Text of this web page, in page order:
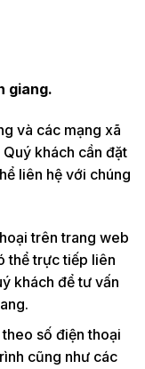
giang.
và các mạng xã
khách cần đặt
liên hệ với chúng
trên trang web
thể trực tiếp liên
khách để tư vấn
số điện thoại
cũng như các